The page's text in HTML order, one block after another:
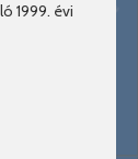
1999. évi